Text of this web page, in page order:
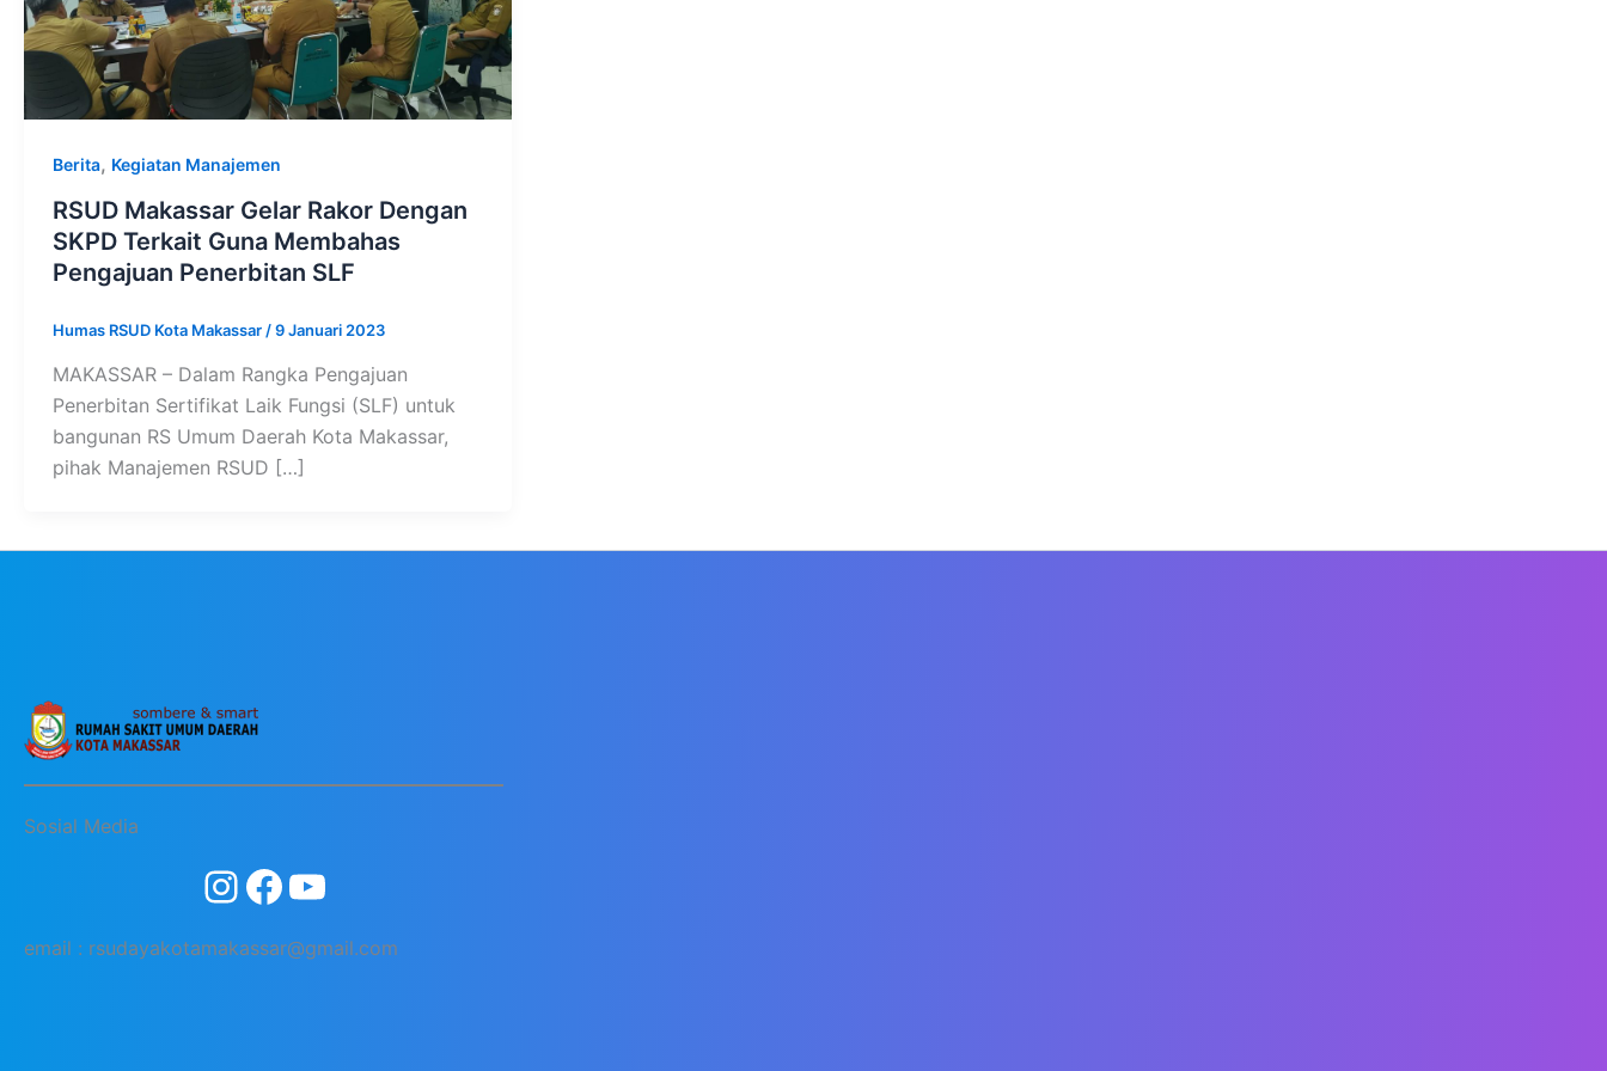
Berita, Kegiatan Manajemen
RSUD Makassar Gelar Rakor Dengan
SKPD Terkait Guna Membahas
Pengajuan Penerbitan SLF
Humas RSUD Kota Makassar /9 Januari 2023
MAKASSAR – Dalam Rangka Pengajuan
Penerbitan Sertifikat Laik Fungsi (SLF) untuk
bangunan RS Umum Daerah Kota Makassar,
pihak Manajemen RSUD […]
Sosial Media
email : rsudayakotamakassar@gmail.com